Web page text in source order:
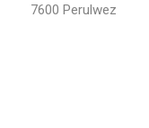
Perulwez